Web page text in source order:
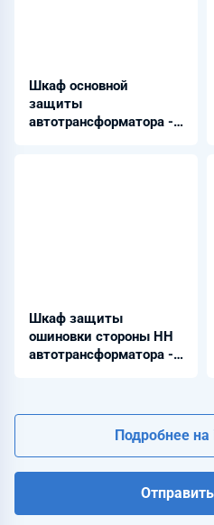
Шкаф основной
защиты
автотрансформатора -
Шкаф защиты
ошиновки стороны НН
автотрансформатора -
Подробнее